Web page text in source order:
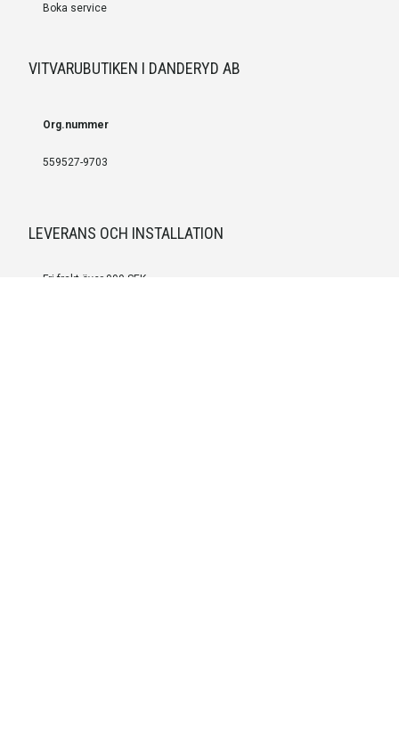
Boka service
VITVARUBUTIKEN I DANDERYD AB
Org.nummer
559527-9703
LEVERANS OCH INSTALLATION
Fri frakt över 999 SEK